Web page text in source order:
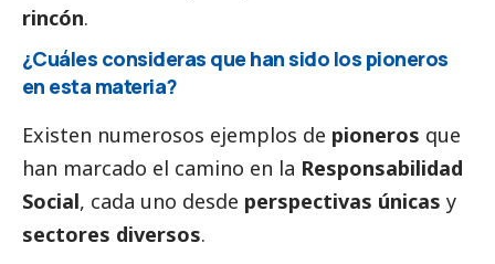
rincón.
¿Cuáles consideras que han sido los pioneros
en esta materia?
Existen numerosos ejemplos de pioneros que
han marcado el camino en la Responsabilidad
Social, cada uno desde perspectivas únicas y
sectores diversos.